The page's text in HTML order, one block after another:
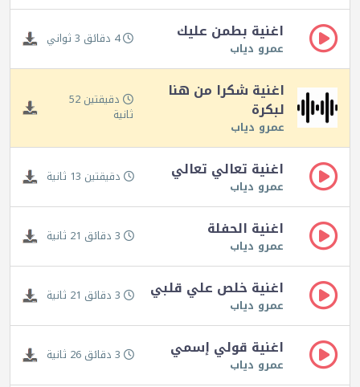
اغنية بطمن عليك
عمرو دياب 4 دقائق 3 ثواني
اغنية شكرا من هنا
لبكرة
عمرو دياب
دقيقتين 52
ثانية
اغنية تعالي تعالي
عمرو دياب دقيقتين 13 ثانية
اغنية الحفلة
عمرو دياب 3 دقائق 21 ثانية
اغنية خلص علي قلبي
عمرو دياب 3 دقائق 21 ثانية
اغنية قولي إسمي
عمرو دياب 3 دقائق 26 ثانية